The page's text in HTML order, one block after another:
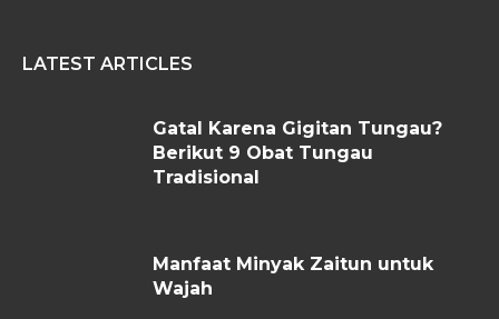
LATEST ARTICLES
Gatal Karena Gigitan Tungau?
Berikut 9 Obat Tungau
Tradisional
Manfaat Minyak Zaitun untuk
Wajah